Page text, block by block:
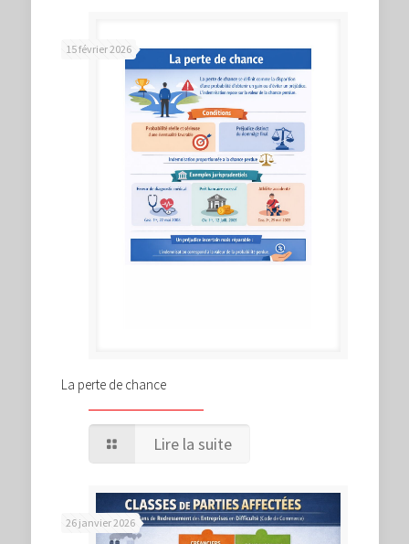
15 février 2026
La perte de chance
Lire la suite
26 janvier 2026